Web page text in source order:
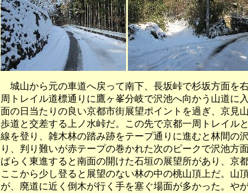
城山から元の車道へ戻って南下、長坂峠で杉坂方面を
周トレイル道標通りに鷹ヶ峯分岐で沢池へ向かう山道に
面の日当たりの良い京都市街展望ポイントを過ぎ、京見
歩道と交差する上ノ水峠だ。この先で京都一周トレイル
線を登り、雑木林の踏み跡をテープ通りに進むと林間の
り、判り難いが赤テープの巻かれた次のピークで沢池方
ばらく東進すると南面の開けた石垣の展望所があり、京
ここから少し登ると展望のない林の中の桃山頂上だ。山
が、廃道に近く倒木が行く手を塞ぐ場面が多かった。や